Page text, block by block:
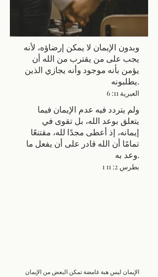
وبدون الإيمان لا يمكن إرضاؤه، لأنه
يجب على من يقترب من الله أن
يؤمن بأنه موجود وأنه يجازي الذين
يطلبونه.
العبرية 11: 6
ولم يتردد فيه عدم الإيمان فيما
يتعلق بوعد الله، بل تقوى في
إيمانه، إذ أعطى مجدًا لله، مقتنعًا
تمامًا أن الله قادر على أن يفعل ما
وعد به.
1 بطرس 2: 11
الإيمان ليس هبة غامضة تمكن البعض من الإيمان